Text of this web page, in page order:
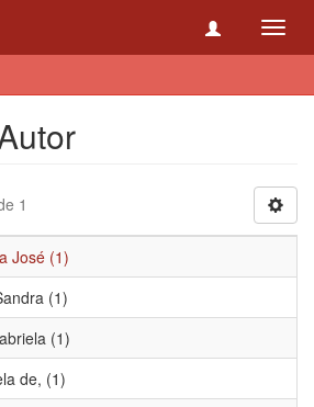
1
José (1)
(1)
(1)
de, (1)